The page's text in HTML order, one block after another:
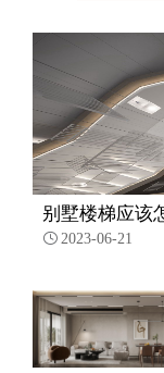
别墅楼梯应该
 2023-06-21